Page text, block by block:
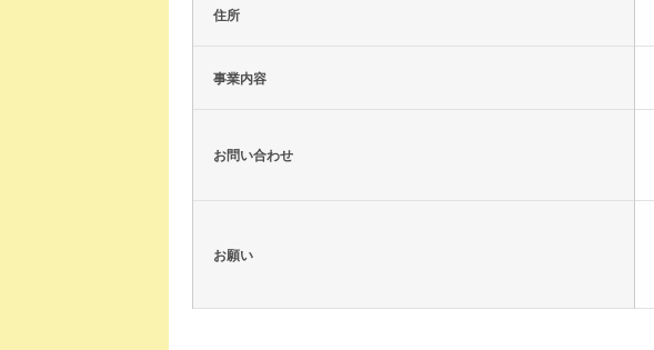
住所
事業内容
お問い合わせ
お願い